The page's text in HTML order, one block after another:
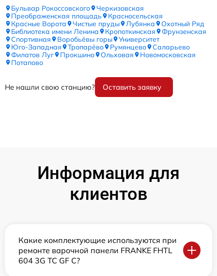
Бульвар Рокоссовского
Черкизовская
Преображенская площадь
Красносельская
Красные Ворота
Чистые пруды Лубянка
Охотный Ряд
Библиотека имени Ленина
Кропоткинская
Фрунзенская
Спортивная
Воробьёвы горы
Университет
Юго-Западная
Тропарёво Румянцево
Саларьево
Филатов Луг
Прокшино Ольховая
Новомосковская
Потапово
Не нашли свою станцию? Оставить заявку
Информация для
клиентов
Какие комплектующие используются при
ремонте варочной панели FRANKE FHTL
604 3G TC GF C?